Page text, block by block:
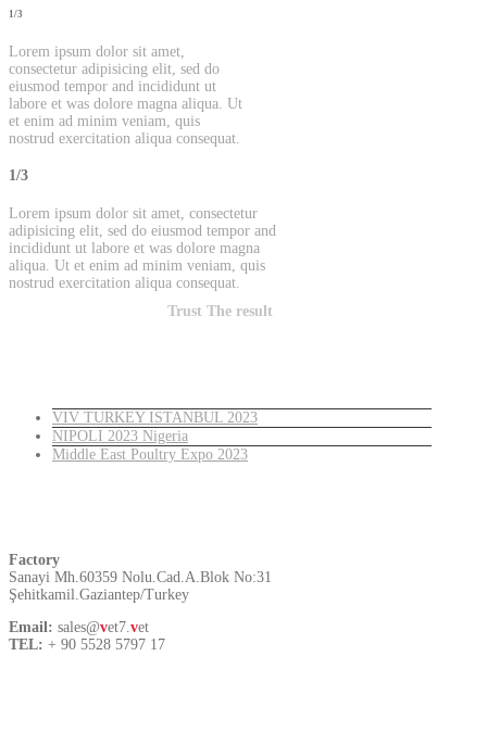
1/3
Lorem ipsum dolor sit amet,
consectetur adipisicing elit, sed do
eiusmod tempor and incididunt ut
labore et was dolore magna aliqua. Ut
et enim ad minim veniam, quis
nostrud exercitation aliqua consequat.
1/3
Lorem ipsum dolor sit amet, consectetur
adipisicing elit, sed do eiusmod tempor and
incididunt ut labore et was dolore magna
aliqua. Ut et enim ad minim veniam, quis
nostrud exercitation aliqua consequat.
Trust The result
VIV TURKEY ISTANBUL 2023
NIPOLI 2023 Nigeria
Middle East Poultry Expo 2023
Factory
Sanayi Mh.60359 Nolu.Cad.A.Blok No:31
Şehitkamil.Gaziantep/Turkey
Email: sales@vet7.vet
TEL: + 90 5528 5797 17